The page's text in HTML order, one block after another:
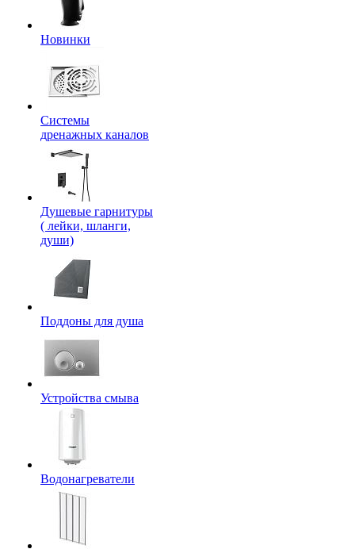
Новинки
Системы
дренажных каналов
Душевые гарнитуры
( лейки, шланги,
души)
Поддоны для душа
Устройства смыва
Водонагреватели